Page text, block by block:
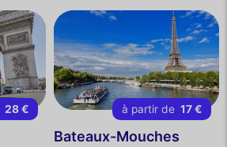
28 € à partir de 17 €
Bateaux-Mouches